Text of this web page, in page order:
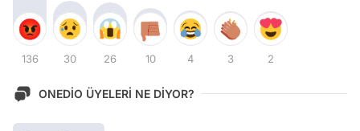
136 30 26 10 4 3 2
ONEDİO ÜYELERİ NE DİYOR?